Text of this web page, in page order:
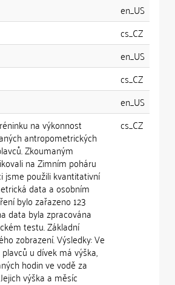
en_US
cs_CZ
en_US
cs_CZ
en_US
na výkonnost
antropometrických
Zkoumaným
na Zimním poháru
jsme použili kvantitativní
data a osobním
bylo zařazeno 123
data byla zpracována
testu. Základní
zobrazení. Výsledky: Ve
u dívek má výška,
hodin ve vodě za
výška a měsíc
cs_CZ